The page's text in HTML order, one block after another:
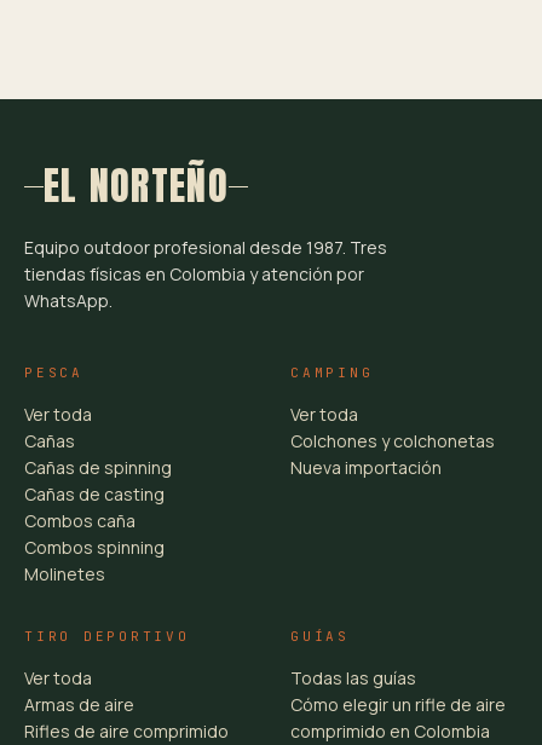
EL NORTEÑO
Equipo outdoor profesional desde 1987. Tres
tiendas físicas en Colombia y atención por
WhatsApp.
PESCA
Ver toda
Cañas
Cañas de spinning
Cañas de casting
Combos caña
Combos spinning
Molinetes
CAMPING
Ver toda
Colchones y colchonetas
Nueva importación
TIRO DEPORTIVO
Ver toda
Armas de aire
Rifles de aire comprimido
GUÍAS
Todas las guías
Cómo elegir un rifle de aire
comprimido en Colombia